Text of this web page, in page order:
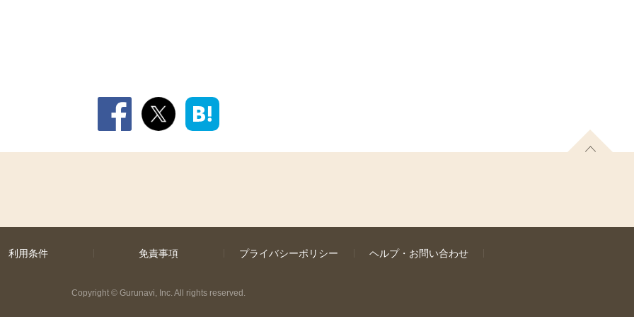
利用条件 免責事項 プライバシーポリシー ヘルプ・お問い合わせ
Copyright © Gurunavi, Inc. All rights reserved.